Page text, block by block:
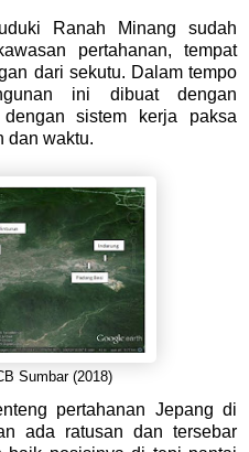
Ranah Minang sudah
pertahanan, tempat
dari sekutu. Dalam tempo
ini dibuat dengan
sistem kerja paksa
dan waktu.
Sumbar (2018)
pertahanan Jepang di
ada ratusan dan tersebar